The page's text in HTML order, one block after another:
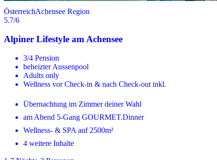
ÖsterreichAchensee Region
5.7/6
Alpiner Lifestyle am Achensee
3/4 Pension
beheizter Aussenpool
Adults only
Wellness vor Check-in & nach Check-out inkl.
Übernachtung im Zimmer deiner Wahl
am Abend 5-Gang GOURMET.Dinner
Wellness- & SPA auf 2500m²
4 weitere Inhalte